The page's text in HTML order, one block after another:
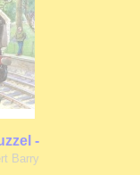
-
Barry